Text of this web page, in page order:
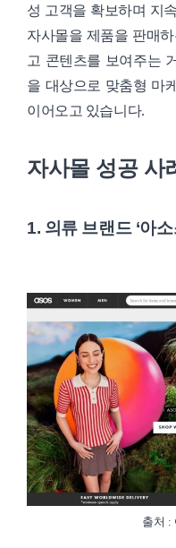
성 고객을 확보하며 지
자사몰을 제품을 판매
고 콘텐츠를 보여주는
을 대상으로 맞춤형 마
이어오고 있습니다.
자사몰 성공 사
1. 의류 브랜드 ‘아소
출처 :